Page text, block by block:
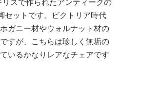
セットです。ビクトリア時代
ガニー材やウォルナット材の
すが、こちらは珍しく無垢の
いるかなりレアなチェアです